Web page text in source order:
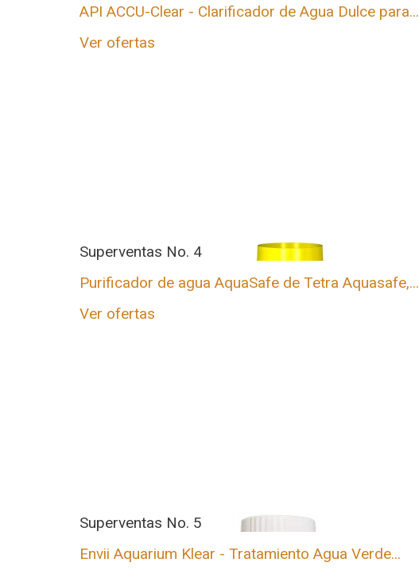
API ACCU-Clear - Clarificador de Agua Dulce para...
Ver ofertas
Superventas No. 4
Purificador de agua AquaSafe de Tetra Aquasafe,...
Ver ofertas
Superventas No. 5
Envii Aquarium Klear - Tratamiento Agua Verde...